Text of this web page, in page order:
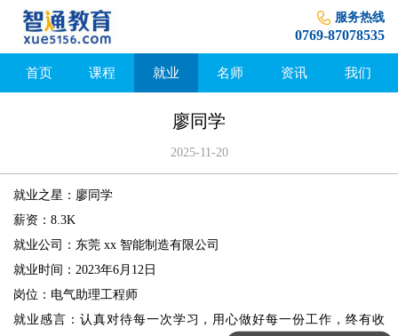
服务热线
0769-87078535
首页 课程 就业 名师 资讯 我们
廖同学
2025-11-20
就业之星：廖同学
薪资：8.3K
就业公司：东莞 xx 智能制造有限公司
就业时间：2023年6月12日
岗位：电气助理工程师
就业感言：认真对待每一次学习，用心做好每一份工作，终有收